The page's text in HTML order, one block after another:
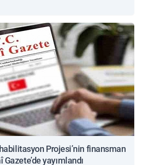
Projesi’nin finansman
yayımlandı